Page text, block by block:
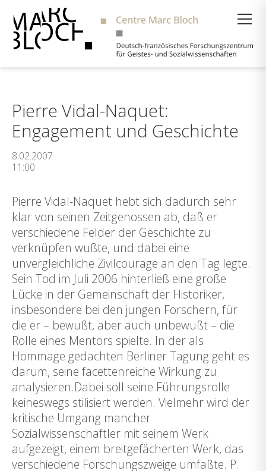
Pierre Vidal-Naquet:
Engagement und Geschichte
8.02.2007
11:00
Pierre Vidal-Naquet hebt sich dadurch sehr
klar von seinen Zeitgenossen ab, daß er
verschiedene Felder der Geschichte zu
verknüpfen wußte, und dabei eine
unvergleichliche Zivilcourage an den Tag legte.
Sein Tod im Juli 2006 hinterließ eine große
Lücke in der Gemeinschaft der Historiker,
insbesondere bei den jungen Forschern, für
die er – bewußt, aber auch unbewußt – die
Rolle eines Mentors spielte. In der als
Hommage gedachten Berliner Tagung geht es
darum, seine facettenreiche Wirkung zu
analysieren.Dabei soll seine Führungsrolle
keineswegs stilisiert werden. Vielmehr wird der
kritische Umgang mancher
Sozialwissenschaftler mit seinem Werk
aufgezeigt, einem breitgefächerten Werk, das
verschiedene Forschungszweige umfaßte. P.